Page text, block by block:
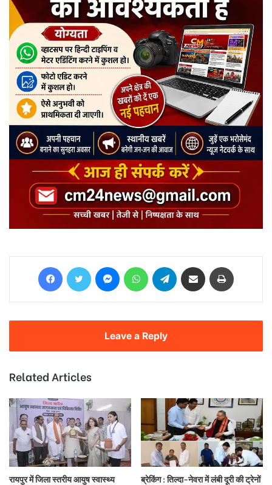
Facebook Twitter MessengerWhatsApp Telegram Share via Email
Leave a Reply
Related Articles
रायपुर में जिला स्तरीय आयुष स्वास्थ्य
ब्रेकिंग : तिल्दा-नेवरा में लंबी दूरी की ट्रेनों